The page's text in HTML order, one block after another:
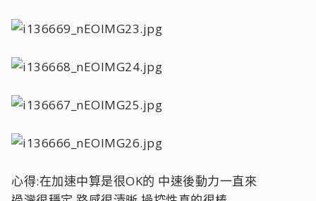
心得:在加速中算是很OK的 中速後動力一直來